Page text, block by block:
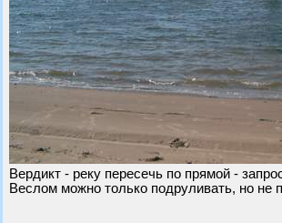
Вердикт - реку пересечь по прямой -
Веслом можно только подруливать, но не